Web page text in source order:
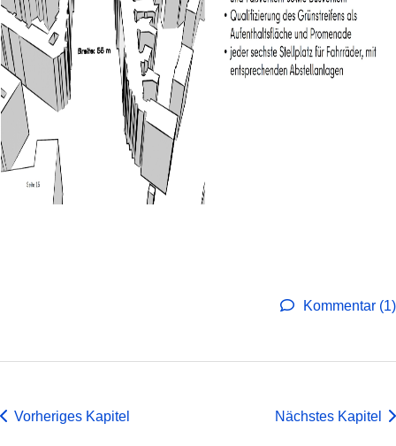
Kommentar (1)
Vorheriges Kapitel Nächstes Kapitel